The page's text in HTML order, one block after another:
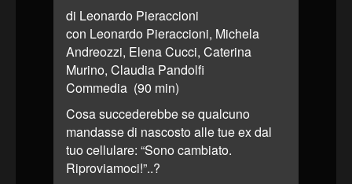
di Leonardo Pieraccioni
con Leonardo Pieraccioni, Michela
Andreozzi, Elena Cucci, Caterina
Murino, Claudia Pandolfi
Commedia (90 min)
Cosa succederebbe se qualcuno
mandasse di nascosto alle tue ex dal
tuo cellulare: “Sono cambiato.
Riproviamoci!”..?